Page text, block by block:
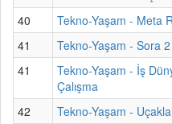
40
Tekno-Yaşam - Meta
41
Tekno-Yaşam - Sora 2
41
Tekno-Yaşam - İş
Çalışma
42
Tekno-Yaşam -